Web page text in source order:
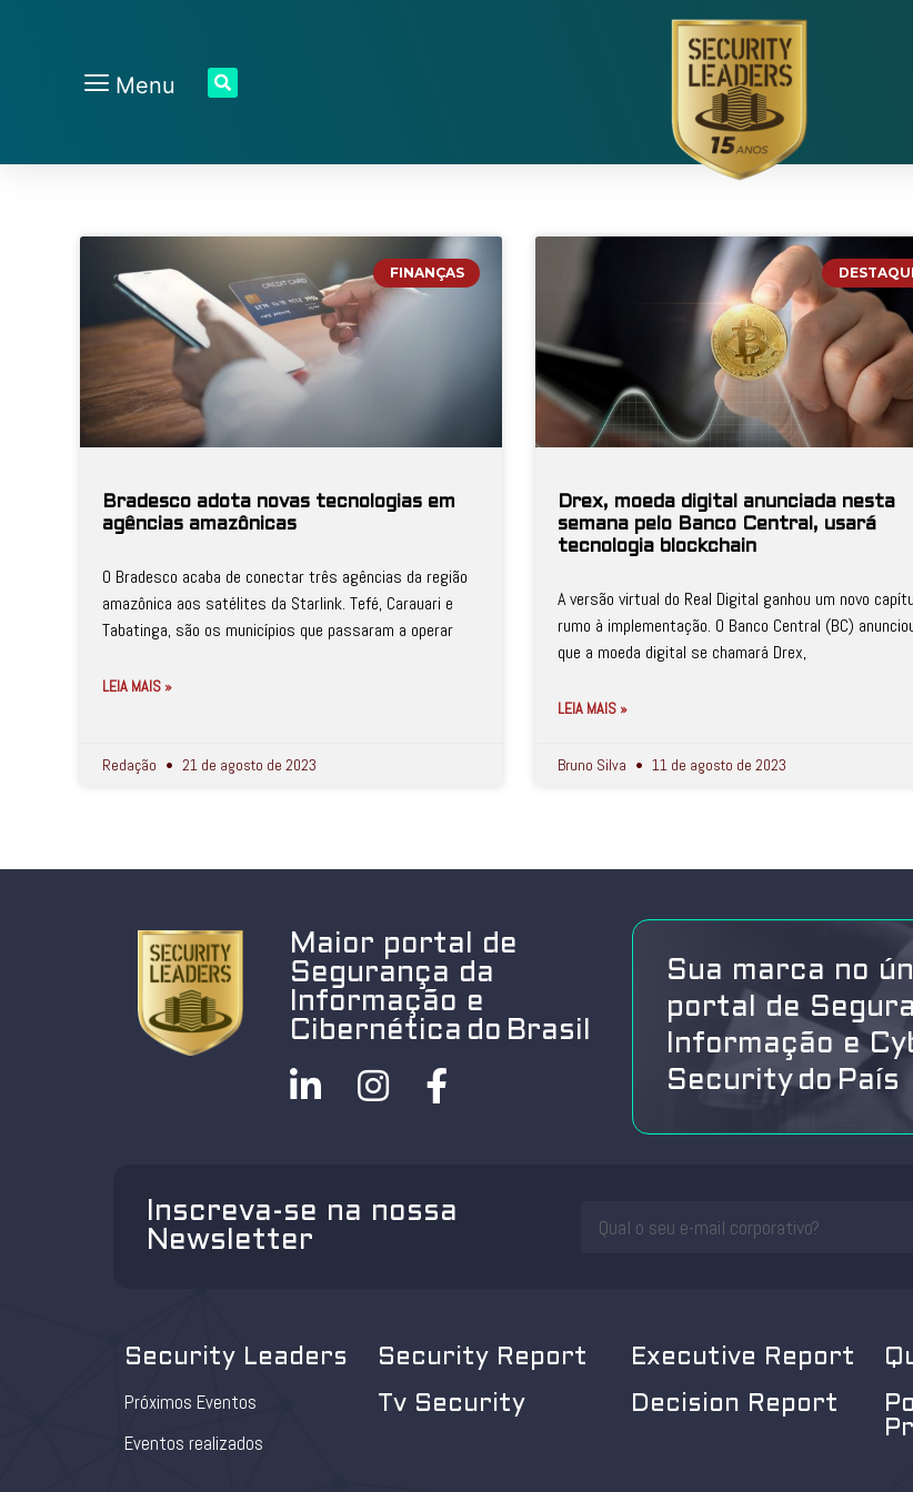
Menu
FINANÇAS
Bradesco adota novas tecnologias em
agências amazônicas
O Bradesco acaba de conectar três agências da região
amazônica aos satélites da Starlink. Tefé, Carauari e
Tabatinga, são os municípios que passaram a operar
LEIA MAIS »
Redação 21 de agosto de 2023
Drex, moeda digital anunciada nesta
semana pelo Banco Central, usará
tecnologia blockchain
A versão virtual do Real Digital ganhou um novo
rumo à implementação. O Banco Central (BC)
que a moeda digital se chamará Drex,
LEIA MAIS »
Bruno Silva 11 de agosto de 2023
Maior portal de
Segurança da
Informação e
Cibernética do Brasil
Sua marca no
portal de
Informação e
Security do País
Inscreva-se na nossa
Newsletter
Security Leaders
Próximos Eventos
Eventos realizados
Security Report
Tv Security
Executive Report
Decision Report